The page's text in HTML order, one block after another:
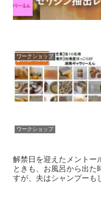
ワークショップ
ワークショップ
解禁日を迎えたメントー
ときも、お風呂から出
すが、夫はシャンプーも
インオイルはオリーブ